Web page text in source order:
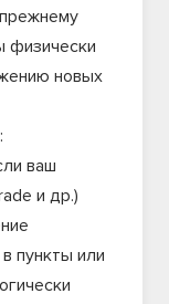
физически
новых
ваш
и др.)
пункты или